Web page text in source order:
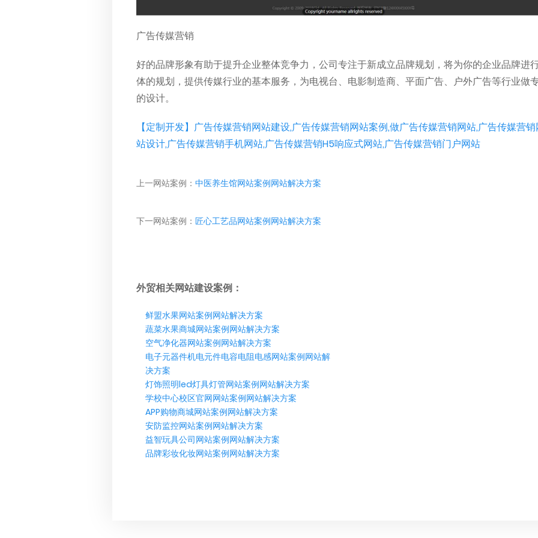
广告传媒营销
好的品牌形象有助于提升企业整体竞争力，公司专注于新成立品牌规划，将为你的企业品牌进
体的规划，提供传媒行业的基本服务，为电视台、电影制造商、平面广告、户外广告等行业做
的设计。
【定制开发】广告传媒营销网站建设,广告传媒营销网站案例,做广告传媒营销网站,广告传媒营销
站设计,广告传媒营销手机网站,广告传媒营销H5响应式网站,广告传媒营销门户网站
上一网站案例： 中医养生馆网站案例网站解决方案
下一网站案例： 匠心工艺品网站案例网站解决方案
外贸相关网站建设案例：
鲜盟水果网站案例网站解决方案
蔬菜水果商城网站案例网站解决方案
空气净化器网站案例网站解决方案
电子元器件机电元件电容电阻电感网站案例网站解
决方案
灯饰照明led灯具灯管网站案例网站解决方案
学校中心校区官网网站案例网站解决方案
APP购物商城网站案例网站解决方案
安防监控网站案例网站解决方案
益智玩具公司网站案例网站解决方案
品牌彩妆化妆网站案例网站解决方案